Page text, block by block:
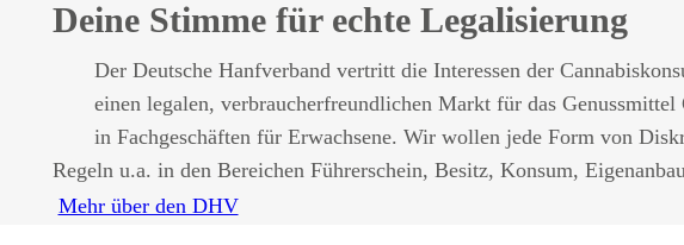
Deine Stimme für echte Legalisierung
Der Deutsche Hanfverband vertritt die Interessen der
einen legalen, verbraucherfreundlichen Markt für das
in Fachgeschäften für Erwachsene. Wir wollen jede Form von
Regeln u.a. in den Bereichen Führerschein, Besitz, Konsum,
Mehr über den DHV